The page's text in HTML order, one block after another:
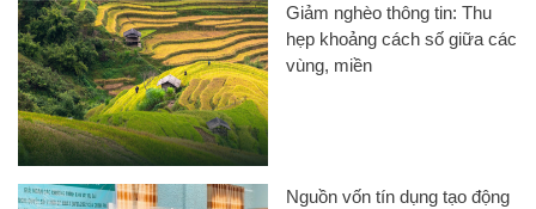
Giảm nghèo thông tin: Thu
hẹp khoảng cách số giữa các
vùng, miền
Nguồn vốn tín dụng tạo động